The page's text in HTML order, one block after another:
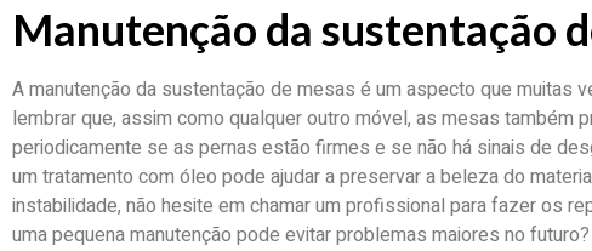
Manutenção da sustentação
A manutenção da sustentação de mesas é um aspecto que muitas
lembrar que, assim como qualquer outro móvel, as mesas também
periodicamente se as pernas estão firmes e se não há sinais de
um tratamento com óleo pode ajudar a preservar a beleza do
instabilidade, não hesite em chamar um profissional para fazer os
uma pequena manutenção pode evitar problemas maiores no futuro?